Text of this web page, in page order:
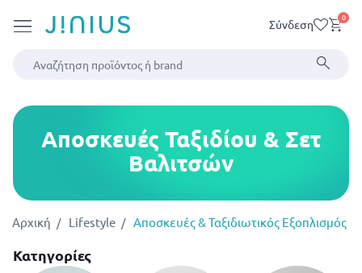
Σύνδεση 0
Αποσκευές Ταξιδίου & Σετ
Βαλιτσών
Αρχική Lifestyle Αποσκευές & Ταξιδιωτικός Εξοπλισμός
Κατηγορίες